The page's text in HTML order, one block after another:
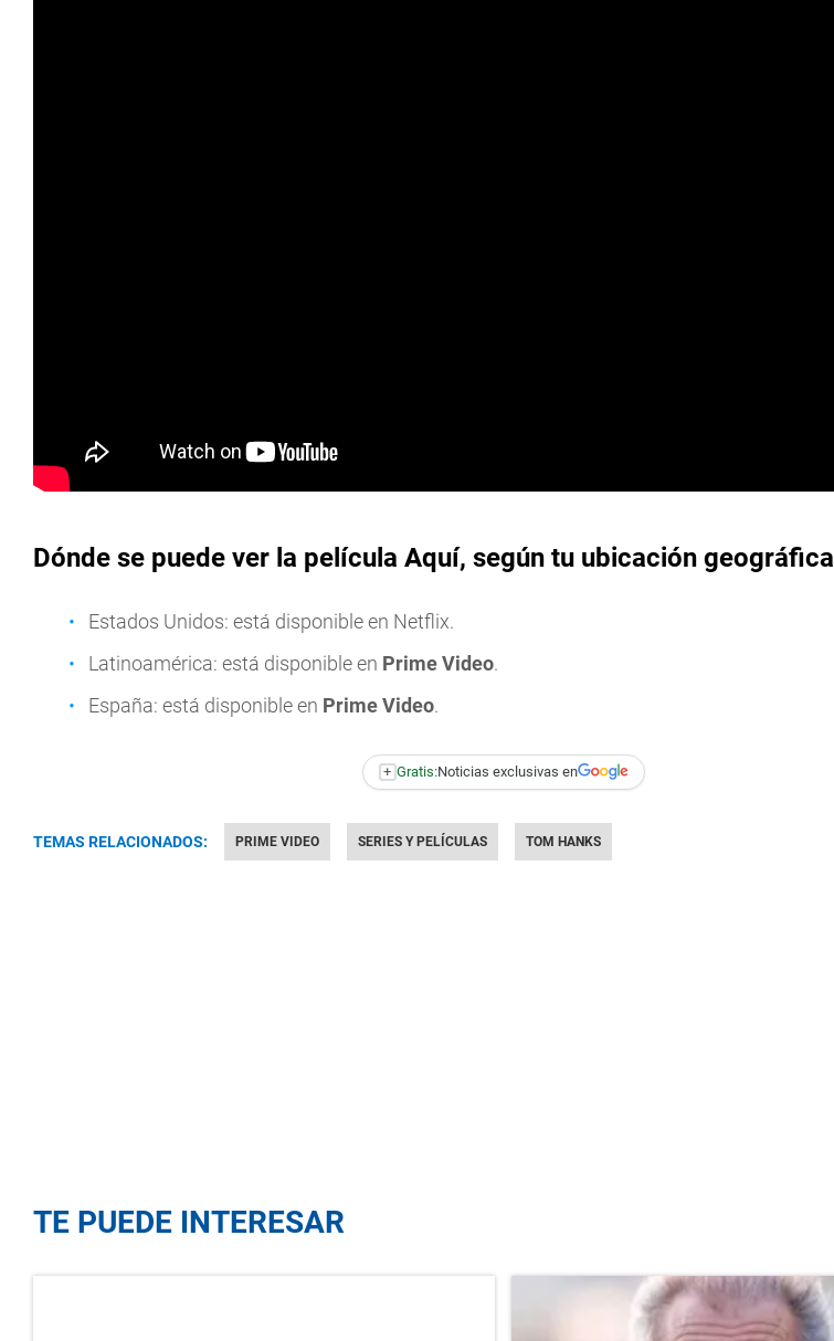
Dónde se puede ver la película Aquí, según tu ubicación geográfica
Estados Unidos: está disponible en Netflix.
Latinoamérica: está disponible en Prime Video.
España: está disponible en Prime Video.
+ Gratis:Noticias exclusivas en
TEMAS RELACIONADOS: PRIME VIDEO SERIES Y PELÍCULAS TOM HANKS
TE PUEDE INTERESAR